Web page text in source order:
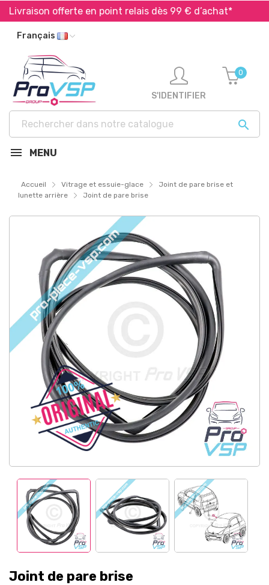
offerte en point relais dès 99 € d’achat*
Français

S'IDENTIFIER
0
MENU
Accueil Vitrage et essuie-glace
Joint de pare brise et
lunette arrière
Joint de pare brise
Joint de pare brise